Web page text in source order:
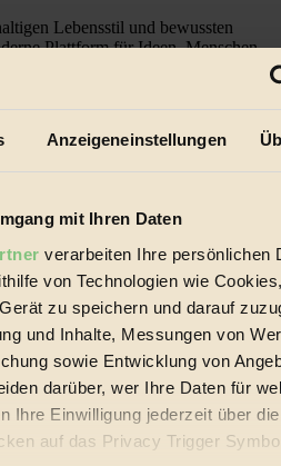
Anzeigeneinstellungen
mit Ihren Daten
verarbeiten Ihre persönlichen
von Technologien wie
zu speichern und darauf
und Inhalte, Messungen von
sowie Entwicklung von
darüber, wer Ihre Daten für
Ihre Einwilligung jederzeit über
auf das Privacy Trigger
Lebensstil und bewussten
Plattform für Ideen, Menschen